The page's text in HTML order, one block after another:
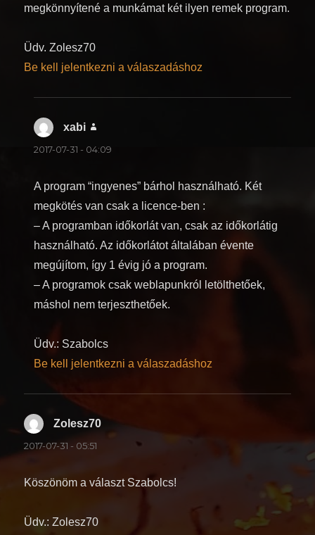
megkönnyítené a munkámat két ilyen remek program.
Üdv. Zolesz70
Be kell jelentkezni a válaszadáshoz
xabi
2017-07-31 - 04:09
A program “ingyenes” bárhol használható. Két
megkötés van csak a licence-ben :
– A programban időkorlát van, csak az időkorlátig
használható. Az időkorlátot általában évente
megújítom, így 1 évig jó a program.
– A programok csak weblapunkról letölthetőek,
máshol nem terjeszthetőek.
Üdv.: Szabolcs
Be kell jelentkezni a válaszadáshoz
Zolesz70
2017-07-31 - 05:51
Köszönöm a választ Szabolcs!
Üdv.: Zolesz70